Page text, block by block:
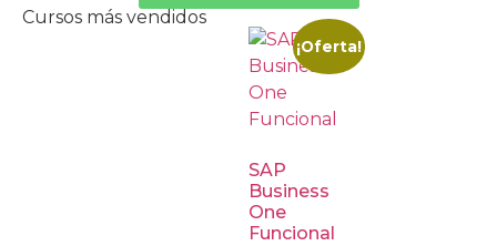
Cursos más vendidos
¡Oferta!
SAP
Business
One
Funcional